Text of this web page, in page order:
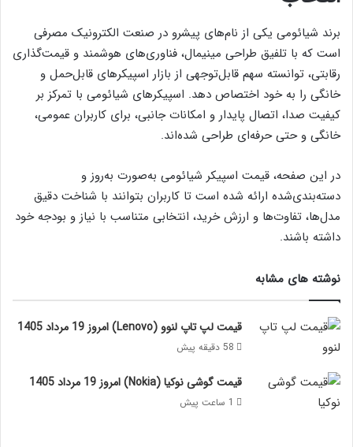
برند شیائومی یکی از نام‌های پیشرو در صنعت الکترونیک مصرفی
است که با تلفیق طراحی مینیمال، فناوری‌های هوشمند و قیمت‌گذاری
رقابتی، توانسته سهم قابل‌توجهی از بازار اسپیکرهای قابل‌حمل و
خانگی را به خود اختصاص دهد. اسپیکرهای شیائومی با تمرکز بر
کیفیت صدا، اتصال پایدار و امکانات جانبی، برای کاربران عمومی،
خانگی و حتی حرفه‌ای طراحی شده‌اند.
در این صفحه، قیمت اسپیکر شیائومی به‌صورت به‌روز و
دسته‌بندی‌شده ارائه شده است تا کاربران بتوانند با شناخت دقیق
مدل‌ها، تفاوت‌ها و ارزش خرید، انتخابی متناسب با نیاز و بودجه خود
داشته باشند.
نوشته های مشابه
قیمت لپ تاپ لنوو (Lenovo) امروز 19 مرداد 1405
58 دقیقه پیش
قیمت گوشی نوکیا (Nokia) امروز 19 مرداد 1405
1 ساعت پیش